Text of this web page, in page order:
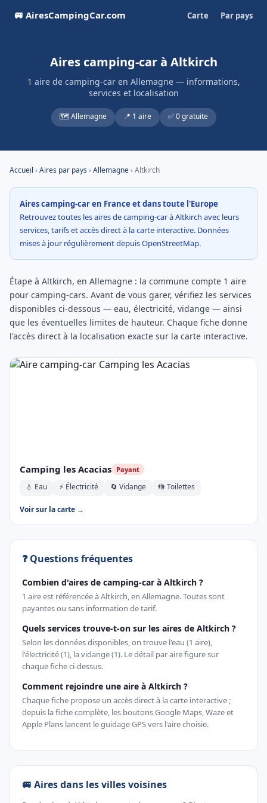
🚐 AiresCampingCar.com Carte Par pays
Aires camping-car à Altkirch
1 aire de camping-car en Allemagne — informations,
services et localisation
🗺️ Allemagne 📍 1 aire ✅ 0 gratuite
Accueil › Aires par pays› Allemagne› Altkirch
Aires camping-car en France et dans toute l'Europe
Retrouvez toutes les aires de camping-car à Altkirch avec leurs
services, tarifs et accès direct à la carte interactive. Données
mises à jour régulièrement depuis OpenStreetMap.
Étape à Altkirch, en Allemagne : la commune compte 1 aire
pour camping-cars. Avant de vous garer, vérifiez les services
disponibles ci-dessous — eau, électricité, vidange — ainsi
que les éventuelles limites de hauteur. Chaque fiche donne
l'accès direct à la localisation exacte sur la carte interactive.
Camping les Acacias Payant
💧 Eau ⚡ Électricité 🔄 Vidange 🚻 Toilettes
Voir sur la carte →
❓ Questions fréquentes
Combien d'aires de camping-car à Altkirch ?
1 aire est référencée à Altkirch, en Allemagne. Toutes sont
payantes ou sans information de tarif.
Quels services trouve-t-on sur les aires de Altkirch ?
Selon les données disponibles, on trouve l'eau (1 aire),
l'électricité (1), la vidange (1). Le détail par aire figure sur
chaque fiche ci-dessus.
Comment rejoindre une aire à Altkirch ?
Chaque fiche propose un accès direct à la carte interactive ;
depuis la fiche complète, les boutons Google Maps, Waze et
Apple Plans lancent le guidage GPS vers l'aire choisie.
🚐 Aires dans les villes voisines